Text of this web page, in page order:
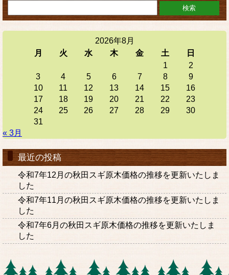
2026年8月
月
火 水 木 金 土
日
1
2
3
4 5 6 7 8
9
10
11 12 13 14 15
16
17
18 19 20 21 22
23
24
25 26 27 28 29
30
31
« 3月
最近の投稿
令和7年12月の秋田スギ原木価格の推移を更新いたしま
した
令和7年11月の秋田スギ原木価格の推移を更新いたしま
した
令和7年6月の秋田スギ原木価格の推移を更新いたしま
した